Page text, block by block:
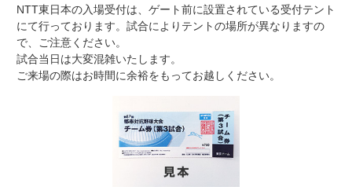
NTT東日本の入場受付は、ゲート前に設置されている受付テント
にて行っております。試合によりテントの場所が異なりますの
で、ご注意ください。
試合当日は大変混雑いたします。
ご来場の際はお時間に余裕をもってお越しください。